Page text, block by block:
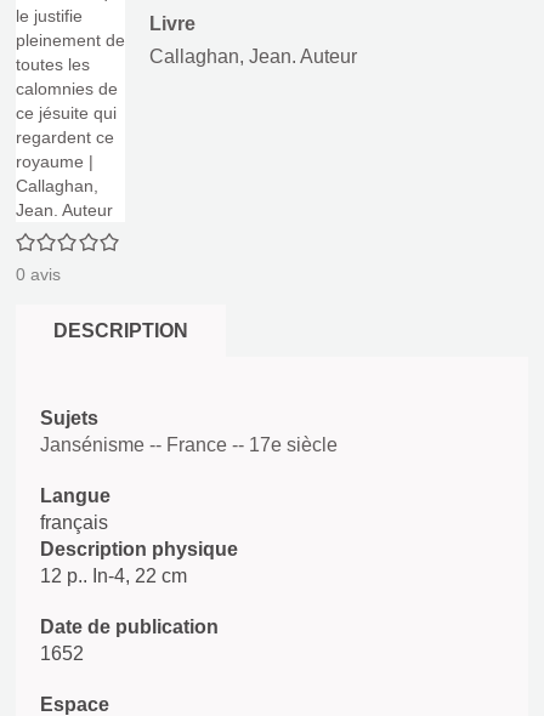
0/5
0 avis
Livre
Callaghan, Jean. Auteur
DESCRIPTION
Sujets
Jansénisme -- France -- 17e siècle
Langue
français
Description physique
12 p.. In-4, 22 cm
Date de publication
1652
Espace